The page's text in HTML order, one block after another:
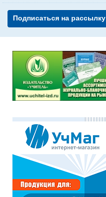
Подписаться на рассылку